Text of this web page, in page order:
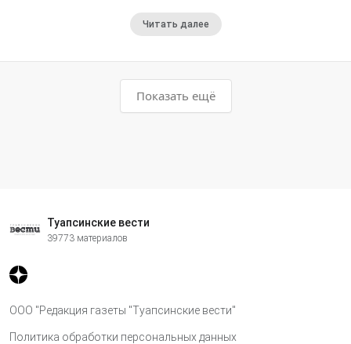
Читать далее
Показать ещё
Туапсинские вести
39773 материалов
ООО "Редакция газеты "Туапсинские вести"
Политика обработки персональных данных